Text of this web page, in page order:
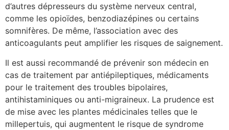
d’autres dépresseurs du système nerveux central,
comme les opioïdes, benzodiazépines ou certains
somnifères. De même, l’association avec des
anticoagulants peut amplifier les risques de saignement.
Il est aussi recommandé de prévenir son médecin en
cas de traitement par antiépileptiques, médicaments
pour le traitement des troubles bipolaires,
antihistaminiques ou anti-migraineux. La prudence est
de mise avec les plantes médicinales telles que le
millepertuis, qui augmentent le risque de syndrome